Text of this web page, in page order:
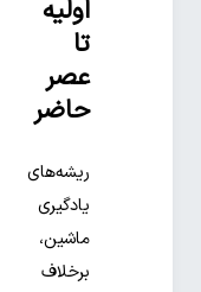
اولیه
تا
عصر
حاضر
ریشه‌های
یادگیری
ماشین،
برخلاف